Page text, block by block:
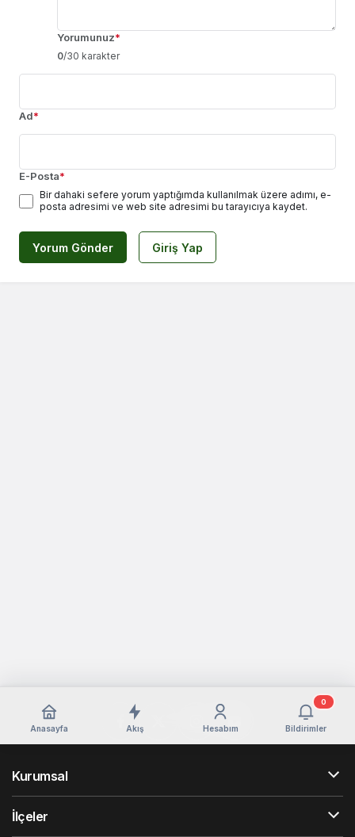
Yorumunuz*
0/30 karakter
Ad*
E-Posta*
Bir dahaki sefere yorum yaptığımda kullanılmak üzere adımı, e-
posta adresimi ve web site adresimi bu tarayıcıya kaydet.
Yorum Gönder Giriş Yap
Anasayfa Akış Hesabım Bildirimler
0
Kurumsal
İlçeler